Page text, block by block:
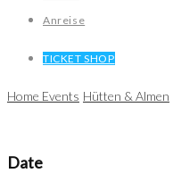
Anreise
TICKET SHOP
Home Events Hütten & Almen
Date